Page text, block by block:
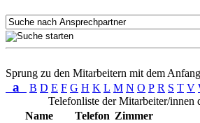
Sprung zu den Mitarbeitern mit dem
a B D E F G H K L M N O P R S T V
Telefonliste der Mitarbeiter/innen
Name
Telefon Zimmer